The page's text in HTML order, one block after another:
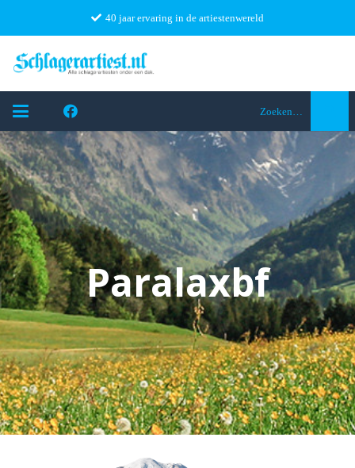
40 jaar ervaring in de artiestenwereld
Zoeken…
Paralaxbf